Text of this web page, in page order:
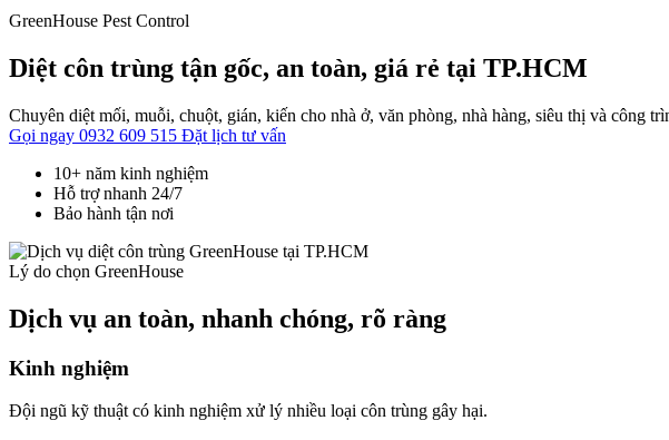
GreenHouse Pest Control
Diệt côn trùng tận gốc, an toàn, giá rẻ tại TP.HCM
Chuyên diệt mối, muỗi, chuột, gián, kiến cho nhà ở, văn phòng, nhà hàng, siêu thị và công
Gọi ngay 0932 609 515 Đặt lịch tư vấn
10+ năm kinh nghiệm
Hỗ trợ nhanh 24/7
Bảo hành tận nơi
Lý do chọn GreenHouse
Dịch vụ an toàn, nhanh chóng, rõ ràng
Kinh nghiệm
Đội ngũ kỹ thuật có kinh nghiệm xử lý nhiều loại côn trùng gây hại.